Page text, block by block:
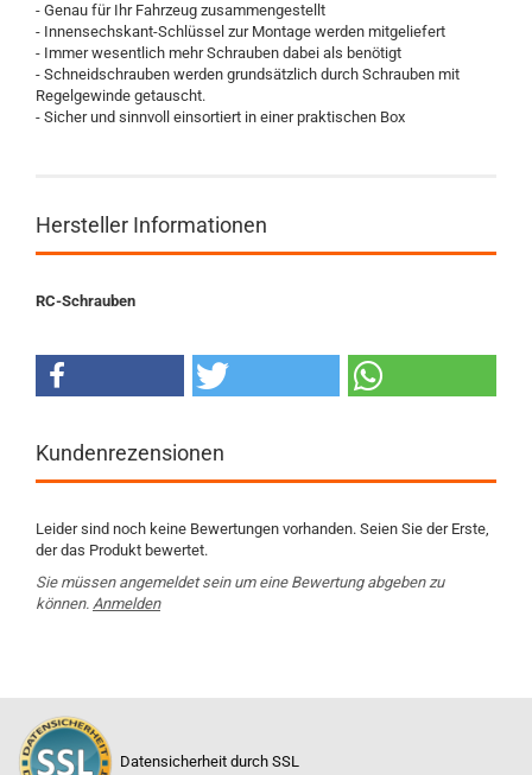
- Genau für Ihr Fahrzeug zusammengestellt
- Innensechskant-Schlüssel zur Montage werden mitgeliefert
- Immer wesentlich mehr Schrauben dabei als benötigt
- Schneidschrauben werden grundsätzlich durch Schrauben mit
Regelgewinde getauscht.
- Sicher und sinnvoll einsortiert in einer praktischen Box
Hersteller Informationen
RC-Schrauben
Kundenrezensionen
Leider sind noch keine Bewertungen vorhanden. Seien Sie der Erste,
der das Produkt bewertet.
Sie müssen angemeldet sein um eine Bewertung abgeben zu
können. Anmelden
Datensicherheit durch SSL